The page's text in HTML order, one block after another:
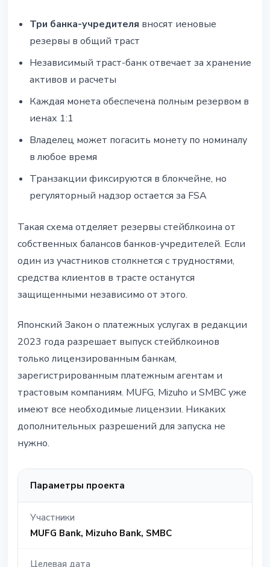
Три банка-учредителя вносят иеновые
резервы в общий траст
Независимый траст-банк отвечает за хранение
активов и расчеты
Каждая монета обеспечена полным резервом в
иенах 1:1
Владелец может погасить монету по номиналу
в любое время
Транзакции фиксируются в блокчейне, но
регуляторный надзор остается за FSA
Такая схема отделяет резервы стейблкоина от
собственных балансов банков-учредителей. Если
один из участников столкнется с трудностями,
средства клиентов в трасте останутся
защищенными независимо от этого.
Японский Закон о платежных услугах в редакции
2023 года разрешает выпуск стейблкоинов
только лицензированным банкам,
зарегистрированным платежным агентам и
трастовым компаниям. MUFG, Mizuho и SMBC уже
имеют все необходимые лицензии. Никаких
дополнительных разрешений для запуска не
нужно.
Параметры проекта
Участники
MUFG Bank, Mizuho Bank, SMBC
Целевая дата